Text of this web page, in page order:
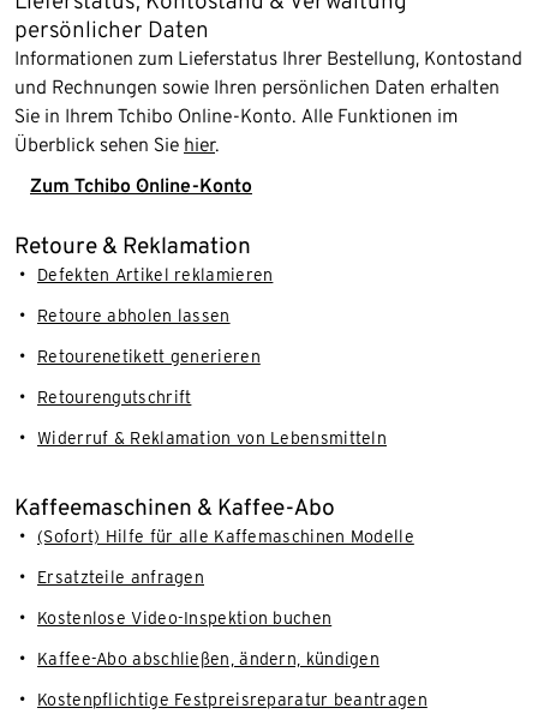
persönlicher Daten
Informationen zum Lieferstatus Ihrer Bestellung, Kontostand
und Rechnungen sowie Ihren persönlichen Daten erhalten
Sie in Ihrem Tchibo Online-Konto. Alle Funktionen im
Überblick sehen Sie hier.
Zum Tchibo Online-Konto
Retoure & Reklamation
Defekten Artikel reklamieren
Retoure abholen lassen
Retourenetikett generieren
Retourengutschrift
Widerruf & Reklamation von Lebensmitteln
Kaffeemaschinen & Kaffee-Abo
(Sofort) Hilfe für alle Kaffemaschinen Modelle
Ersatzteile anfragen
Kostenlose Video-Inspektion buchen
Kaffee-Abo abschließen, ändern, kündigen
Kostenpflichtige Festpreisreparatur beantragen